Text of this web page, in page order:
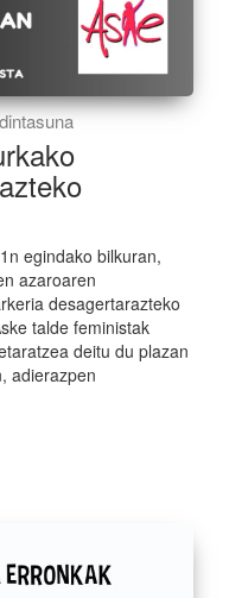
egindako bilkuran,
azaroaren
desagertarazteko
talde feministak
deitu du plazan
adierazpen